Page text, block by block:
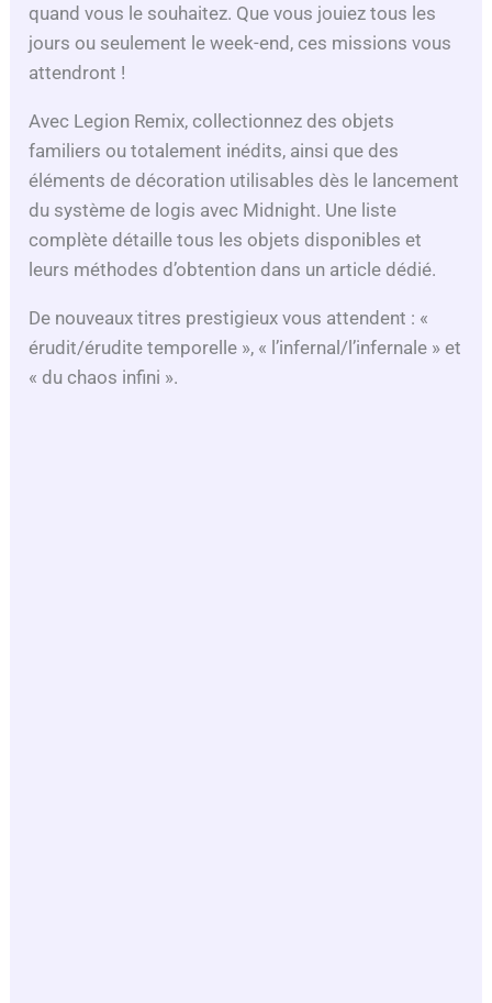
quand vous le souhaitez. Que vous jouiez tous les
jours ou seulement le week-end, ces missions vous
attendront !
Avec Legion Remix, collectionnez des objets
familiers ou totalement inédits, ainsi que des
éléments de décoration utilisables dès le lancement
du système de logis avec Midnight. Une liste
complète détaille tous les objets disponibles et
leurs méthodes d’obtention dans un article dédié.
De nouveaux titres prestigieux vous attendent : «
érudit/érudite temporelle », « l’infernal/l’infernale » et
« du chaos infini ».